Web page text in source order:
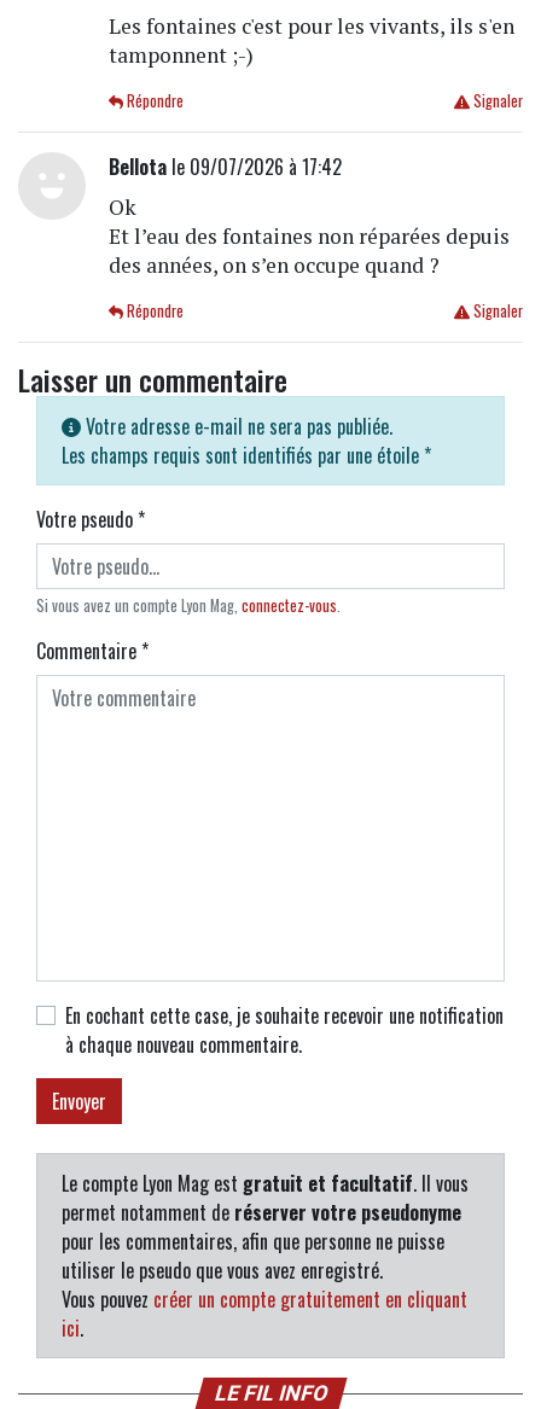
Les fontaines c'est pour les vivants, ils s'en
tamponnent ;-)
Signaler
Répondre
Bellotale 09/07/2026 à 17:42
Ok
Et l’eau des fontaines non réparées depuis
des années, on s’en occupe quand ?
Signaler
Répondre
Laisser un commentaire
Votre adresse e-mail ne sera pas publiée.
Les champs requis sont identifiés par une étoile *
Votre pseudo*
Si vous avez un compte Lyon Mag, connectez-vous.
Commentaire*
En cochant cette case, je souhaite recevoir une notification
à chaque nouveau commentaire.
Le compte Lyon Mag est gratuit et facultatif. Il vous
permet notamment de réserver votre pseudonyme
pour les commentaires, afin que personne ne puisse
utiliser le pseudo que vous avez enregistré.
Vous pouvez créer un compte gratuitement en cliquant
ici.
LE FIL INFO